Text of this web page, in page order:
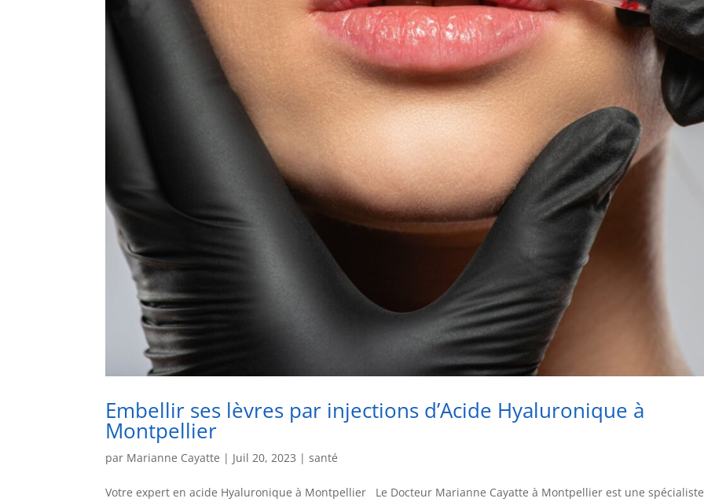
Embellir ses lèvres par injections d’Acide Hyaluronique à
Montpellier
par Marianne Cayatte | Juil 20, 2023 |santé
Votre expert en acide Hyaluronique à Montpellier Le Docteur Marianne Cayatte à Montpellier est une